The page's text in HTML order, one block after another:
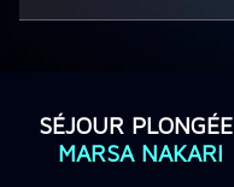
SÉJOUR PLONGÉE
MARSA NAKARI